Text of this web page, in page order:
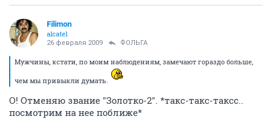
Filimon
alcatel
26 февраля 2009 ФОЛЬГА
Мужчины, кстати, по моим наблюдениям, замечают гораздо больше,
чем мы привыкли думать.
О! Отменяю звание "Золотко-2". *такс-такс-таксс..
посмотрим на нее поближе*